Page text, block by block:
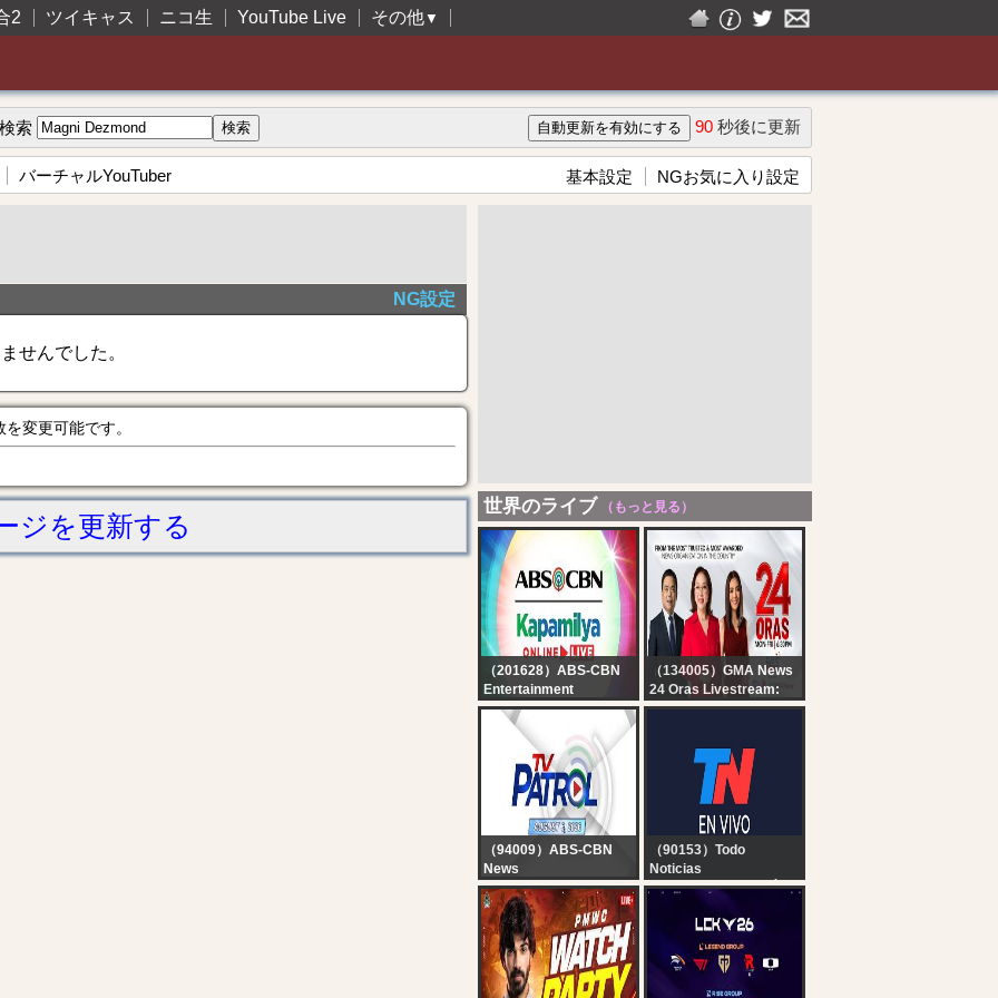
2 ツイキャス ニコ生 YouTube Live その他▼
検索 90 秒後に更新
バーチャルYouTuber 基本設定 NGお気に入り設定
NG設定
せんでした。
変更可能です。
ジを更新する
世界のライブ （もっと見る）
（201628）ABS-CBN
Entertainment
Kapamilya Online Live |
August 6, 2026
（134005）GMA News
24 Oras Livestream:
August 6, 2026
（94009）ABS-CBN
News
LIVE: TV Patrol
Livestream | August 6,
2026 Full Episode
（90153）Todo
Noticias
TN EN VIVO - SEGUÍ LA
TRANSMISIÓN EN VIVO
DE TODO NOTICIAS